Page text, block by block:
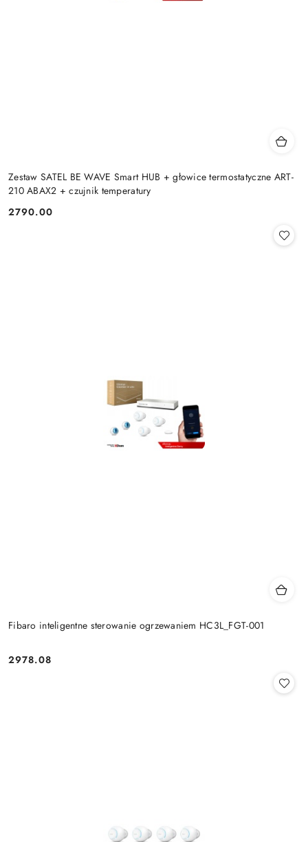
Zestaw SATEL BE WAVE Smart HUB + głowice termostatyczne ART-
210 ABAX2 + czujnik temperatury
Cena:
2790.00
Fibaro inteligentne sterowanie ogrzewaniem HC3L_FGT-001
Cena:
2978.08